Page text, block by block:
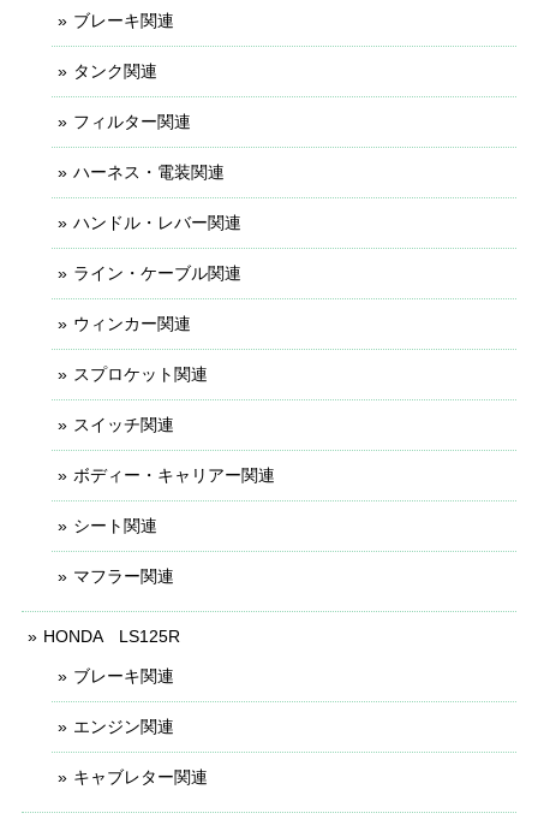
ブレーキ関連
タンク関連
フィルター関連
ハーネス・電装関連
ハンドル・レバー関連
ライン・ケーブル関連
ウィンカー関連
スプロケット関連
スイッチ関連
ボディー・キャリアー関連
シート関連
マフラー関連
HONDA LS125R
ブレーキ関連
エンジン関連
キャブレター関連